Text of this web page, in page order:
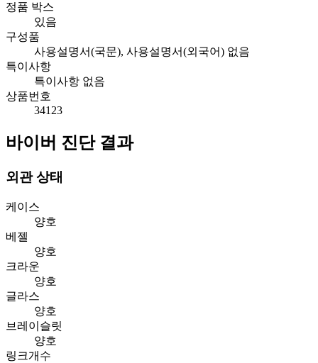
정품 박스
있음
구성품
사용설명서(국문), 사용설명서(외국어) 없음
특이사항
특이사항 없음
상품번호
34123
바이버 진단 결과
외관 상태
케이스
양호
베젤
양호
크라운
양호
글라스
양호
브레이슬릿
양호
링크개수